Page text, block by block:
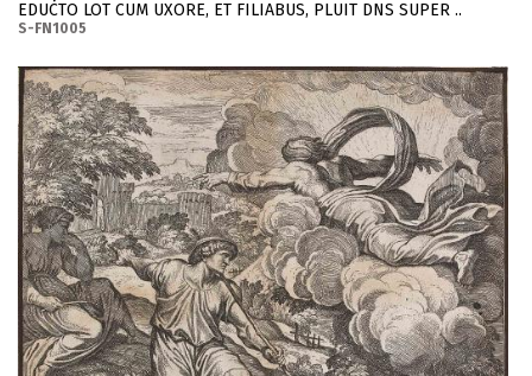
EDUCTO LOT CUM UXORE, ET FILIABUS, PLUIT DNS SUPER ..
S-FN1005